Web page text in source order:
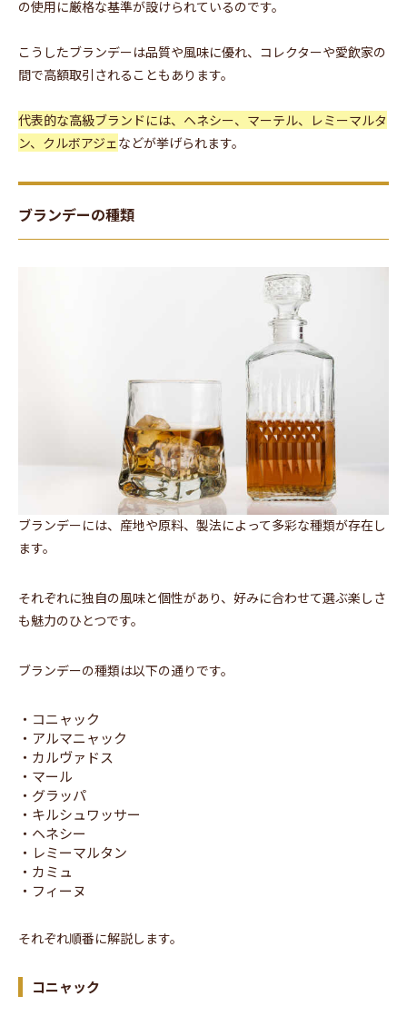
の使用に厳格な基準が設けられているのです。
こうしたブランデーは品質や風味に優れ、コレクターや愛飲家の
間で高額取引されることもあります。
代表的な高級ブランドには、ヘネシー、マーテル、レミーマルタ
ン、クルボアジェなどが挙げられます。
ブランデーの種類
ブランデーには、産地や原料、製法によって多彩な種類が存在し
ます。
それぞれに独自の風味と個性があり、好みに合わせて選ぶ楽しさ
も魅力のひとつです。
ブランデーの種類は以下の通りです。
・コニャック
・アルマニャック
・カルヴァドス
・マール
・グラッパ
・キルシュワッサー
・ヘネシー
・レミーマルタン
・カミュ
・フィーヌ
それぞれ順番に解説します。
コニャック